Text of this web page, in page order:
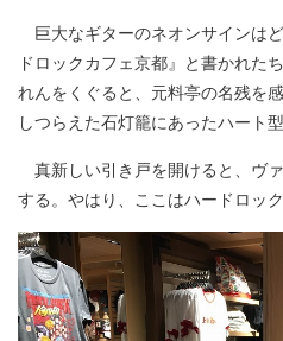
巨大なギターのネオンサインは
ドロックカフェ京都』と書かれた
れんをくぐると、元料亭の名残を
しつらえた石灯籠にあったハート
真新しい引き戸を開けると、ヴ
する。やはり、ここはハードロッ